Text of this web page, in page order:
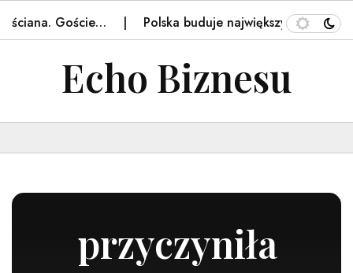
Goście… Polska buduje największy taki obiekt
Echo Biznesu
przyczyniła